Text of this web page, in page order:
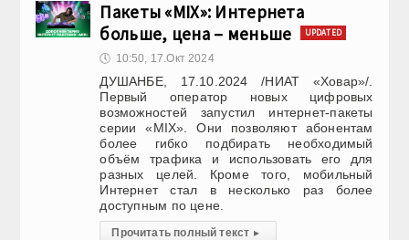
Пакеты «MIX»: Интернета
больше, цена – меньше
UPDATED
🕔 10:50, 17.Окт 2024
ДУШАНБЕ, 17.10.2024 /НИАТ «Ховар»/.
Первый оператор новых цифровых
возможностей запустил интернет-пакеты
серии «MIX». Они позволяют абонентам
более гибко подбирать необходимый
объём трафика и использовать его для
разных целей. Кроме того, мобильный
Интернет стал в несколько раз более
доступным по цене.
Прочитать полный текст ▸